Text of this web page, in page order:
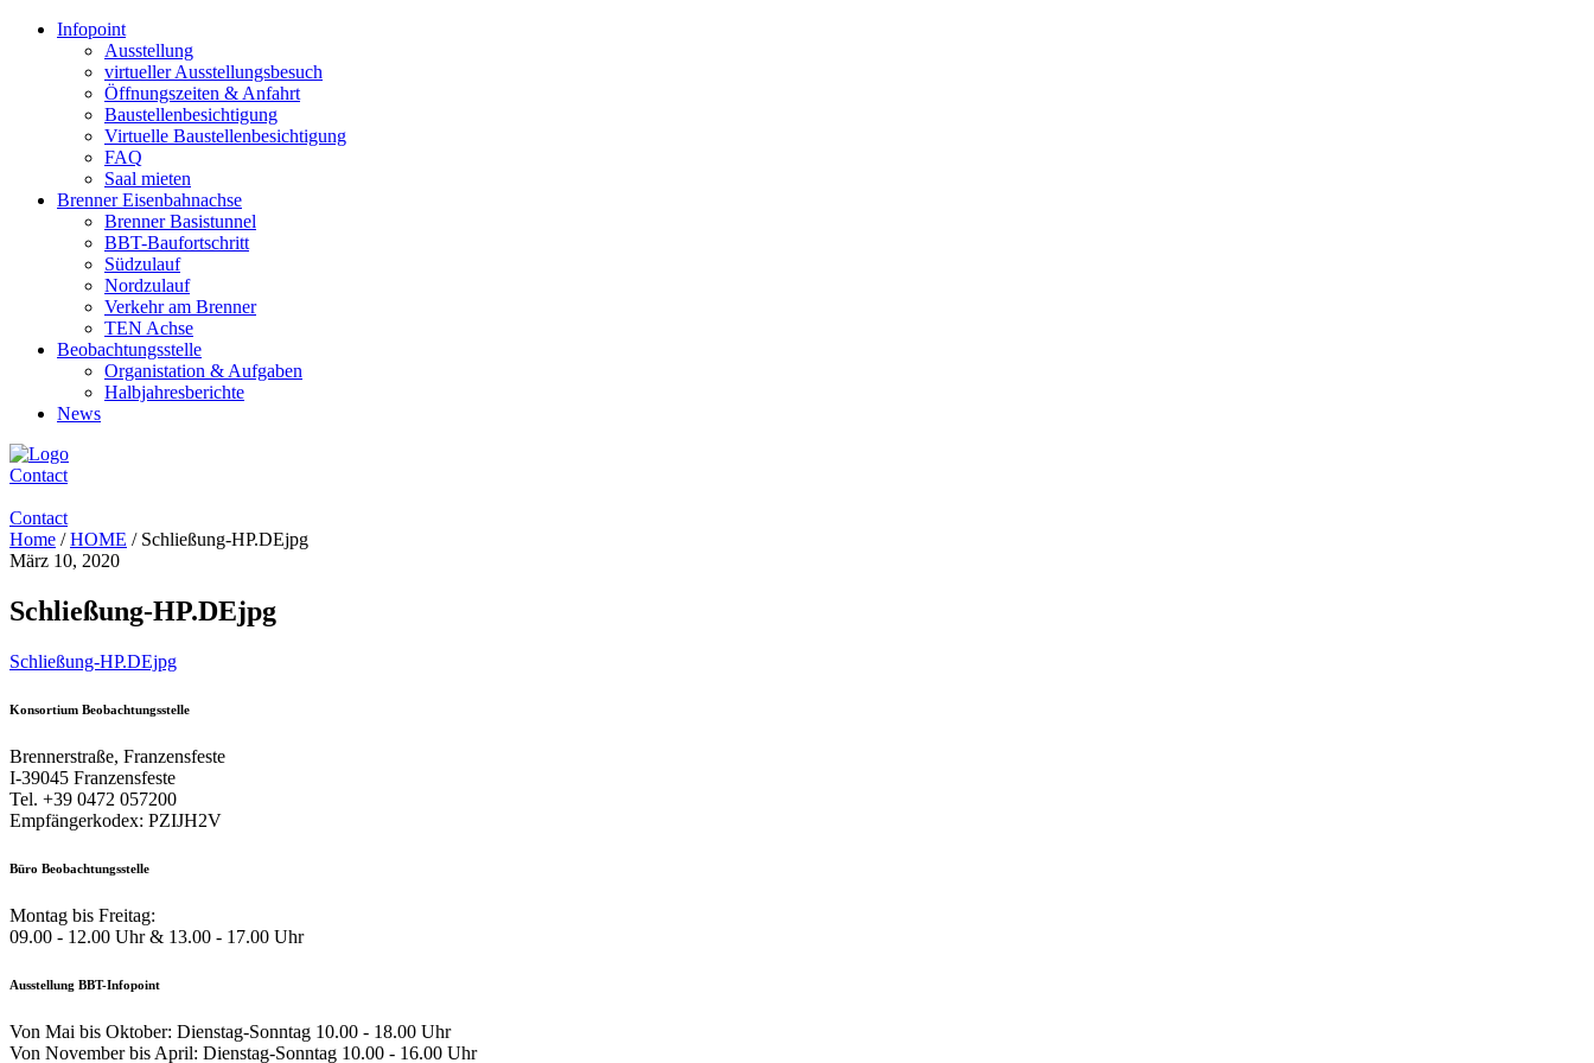
Infopoint
Ausstellung
virtueller Ausstellungsbesuch
Öffnungszeiten & Anfahrt
Baustellenbesichtigung
Virtuelle Baustellenbesichtigung
FAQ
Saal mieten
Brenner Eisenbahnachse
Brenner Basistunnel
BBT-Baufortschritt
Südzulauf
Nordzulauf
Verkehr am Brenner
TEN Achse
Beobachtungsstelle
Organistation & Aufgaben
Halbjahresberichte
News
Contact
Contact
Home /HOME / Schließung-HP.DEjpg
März 10, 2020
Schließung-HP.DEjpg
Schließung-HP.DEjpg
Konsortium Beobachtungsstelle
Brennerstraße, Franzensfeste
I-39045 Franzensfeste
Tel. +39 0472 057200
Empfängerkodex: PZIJH2V
Büro Beobachtungsstelle
Montag bis Freitag:
09.00 - 12.00 Uhr & 13.00 - 17.00 Uhr
Ausstellung BBT-Infopoint
Von Mai bis Oktober: Dienstag-Sonntag 10.00 - 18.00 Uhr
Von November bis April: Dienstag-Sonntag 10.00 - 16.00 Uhr